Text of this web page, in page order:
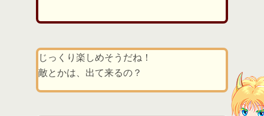
じっくり楽しめそうだね！
敵とかは、出て来るの？